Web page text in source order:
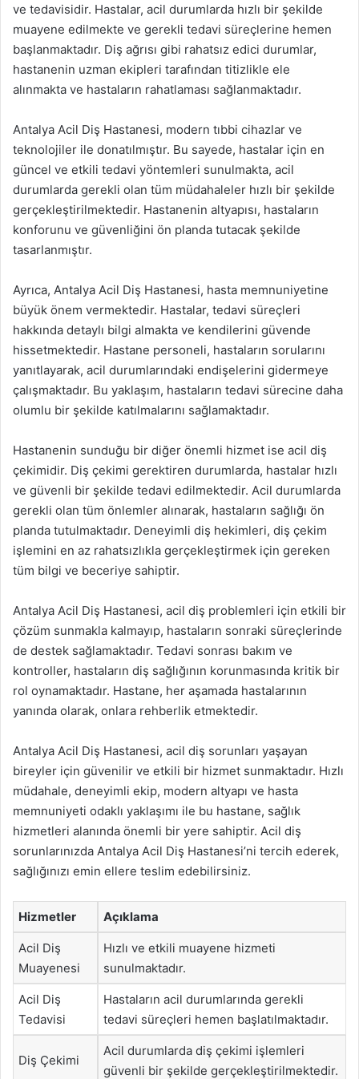
ve tedavisidir. Hastalar, acil durumlarda hızlı bir şekilde
muayene edilmekte ve gerekli tedavi süreçlerine hemen
başlanmaktadır. Diş ağrısı gibi rahatsız edici durumlar,
hastanenin uzman ekipleri tarafından titizlikle ele
alınmakta ve hastaların rahatlaması sağlanmaktadır.
Antalya Acil Diş Hastanesi, modern tıbbi cihazlar ve
teknolojiler ile donatılmıştır. Bu sayede, hastalar için en
güncel ve etkili tedavi yöntemleri sunulmakta, acil
durumlarda gerekli olan tüm müdahaleler hızlı bir şekilde
gerçekleştirilmektedir. Hastanenin altyapısı, hastaların
konforunu ve güvenliğini ön planda tutacak şekilde
tasarlanmıştır.
Ayrıca, Antalya Acil Diş Hastanesi, hasta memnuniyetine
büyük önem vermektedir. Hastalar, tedavi süreçleri
hakkında detaylı bilgi almakta ve kendilerini güvende
hissetmektedir. Hastane personeli, hastaların sorularını
yanıtlayarak, acil durumlarındaki endişelerini gidermeye
çalışmaktadır. Bu yaklaşım, hastaların tedavi sürecine daha
olumlu bir şekilde katılmalarını sağlamaktadır.
Hastanenin sunduğu bir diğer önemli hizmet ise acil diş
çekimidir. Diş çekimi gerektiren durumlarda, hastalar hızlı
ve güvenli bir şekilde tedavi edilmektedir. Acil durumlarda
gerekli olan tüm önlemler alınarak, hastaların sağlığı ön
planda tutulmaktadır. Deneyimli diş hekimleri, diş çekim
işlemini en az rahatsızlıkla gerçekleştirmek için gereken
tüm bilgi ve beceriye sahiptir.
Antalya Acil Diş Hastanesi, acil diş problemleri için etkili bir
çözüm sunmakla kalmayıp, hastaların sonraki süreçlerinde
de destek sağlamaktadır. Tedavi sonrası bakım ve
kontroller, hastaların diş sağlığının korunmasında kritik bir
rol oynamaktadır. Hastane, her aşamada hastalarının
yanında olarak, onlara rehberlik etmektedir.
Antalya Acil Diş Hastanesi, acil diş sorunları yaşayan
bireyler için güvenilir ve etkili bir hizmet sunmaktadır. Hızlı
müdahale, deneyimli ekip, modern altyapı ve hasta
memnuniyeti odaklı yaklaşımı ile bu hastane, sağlık
hizmetleri alanında önemli bir yere sahiptir. Acil diş
sorunlarınızda Antalya Acil Diş Hastanesi’ni tercih ederek,
sağlığınızı emin ellere teslim edebilirsiniz.
Hizmetler Açıklama
Acil Diş
Muayenesi
Hızlı ve etkili muayene hizmeti
sunulmaktadır.
Acil Diş
Tedavisi
Hastaların acil durumlarında gerekli
tedavi süreçleri hemen başlatılmaktadır.
Diş Çekimi
Acil durumlarda diş çekimi işlemleri
güvenli bir şekilde gerçekleştirilmektedir.